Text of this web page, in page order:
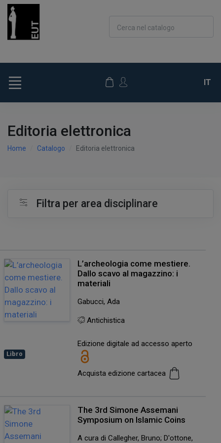
Cerca nel catalogo
IT
Editoria elettronica
Home Catalogo Editoria elettronica
Filtra per area disciplinare
Libro
L’archeologia come mestiere.
Dallo scavo al magazzino: i
materiali
Gabucci, Ada
Antichistica
Edizione digitale ad accesso aperto
Acquista edizione cartacea
The 3rd Simone Assemani
Symposium on Islamic Coins
A cura di Callegher, Bruno; D'ottone,